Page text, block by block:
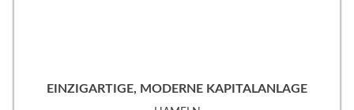
EINZIGARTIGE, MODERNE KAPITALANLAGE